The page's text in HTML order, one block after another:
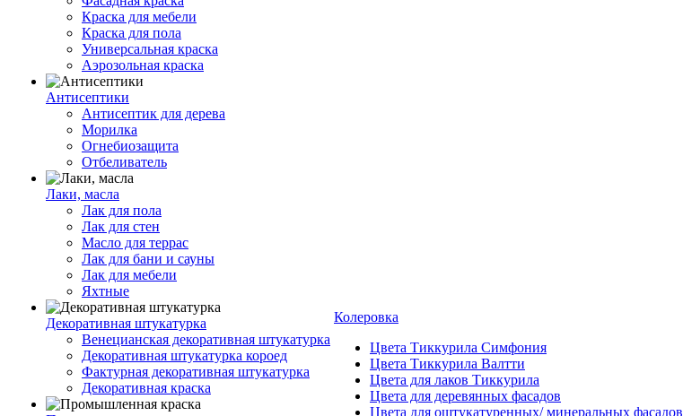
Краска для мебели
Краска для пола
Универсальная краска
Аэрозольная краска
Антисептики
Антисептик для дерева
Морилка
Огнебиозащита
Отбеливатель
Лаки, масла
Лак для пола
Лак для стен
Масло для террас
Лак для бани и сауны
Лак для мебели
Яхтные
Декоративная штукатурка
Венецианская декоративная штукатурка
Декоративная штукатурка короед
Фактурная декоративная штукатурка
Декоративная краска
Колеровка
Цвета Тиккурила Симфония
Цвета Тиккурила Валтти
Цвета для лаков Тиккурила
Цвета для деревянных фасадов
Цвета для оштукатуренных/ минеральных фасадов